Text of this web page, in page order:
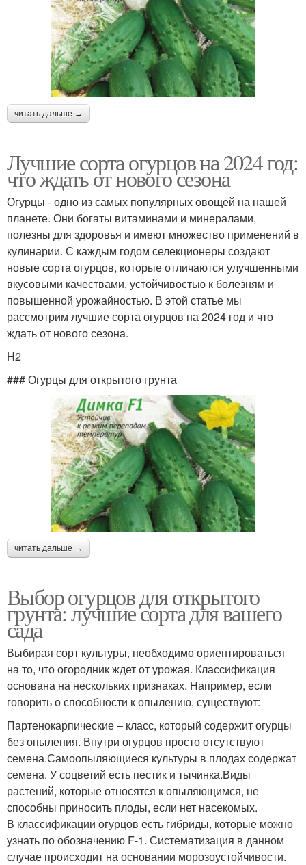
читать дальше →
Лучшие сорта огурцов на 2024 год:
что ждать от нового сезона
Огурцы - одно из самых популярных овощей на нашей
планете. Они богаты витаминами и минералами,
полезны для здоровья и имеют множество применений в
кулинарии. С каждым годом селекционеры создают
новые сорта огурцов, которые отличаются улучшенными
вкусовыми качествами, устойчивостью к болезням и
повышенной урожайностью. В этой статье мы
рассмотрим лучшие сорта огурцов на 2024 год и что
ждать от нового сезона.
H2
### Огурцы для открытого грунта
читать дальше →
Выбор огурцов для открытого
грунта: лучшие сорта для вашего
сада
Выбирая сорт культуры, необходимо ориентироваться
на то, что огородник ждет от урожая. Классификация
основана на нескольких признаках. Например, если
говорить о способности к опылению, существуют:
Партенокарпические – класс, который содержит огурцы
без опыления. Внутри огурцов просто отсутствуют
семена.Самоопыляющиеся культуры в плодах содержат
семена. У соцветий есть пестик и тычинка.Виды
растений, которые относятся к опыляющимся, не
способны приносить плоды, если нет насекомых.
В классификации огурцов есть гибриды, которые можно
узнать по обозначению F-1. Систематизация в данном
случае происходит на основании морозоустойчивости.